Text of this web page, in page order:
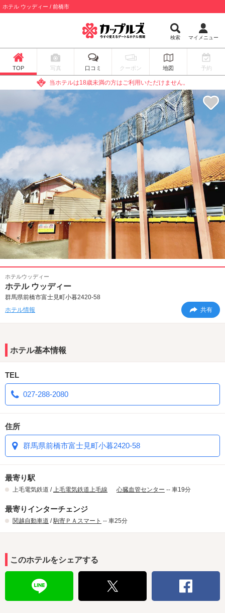
ホテル ウッディー / 前橋市
検索 マイメニュー
TOP 写真 口コミ クーポン 地図 予約
当ホテルは18歳未満の方はご利用いただけません。
ホテルウッディー
ホテル ウッディー
群馬県前橋市富士見町小暮2420-58
ホテル情報
共有
ホテル基本情報
TEL
027-288-2080
住所
群馬県前橋市富士見町小暮2420-58
最寄り駅
上毛電気鉄道 /上毛電気鉄道上毛線 心臓血管センター -- 車19分
最寄りインターチェンジ
関越自動車道 /駒寄ＰＡスマート -- 車25分
このホテルをシェアする